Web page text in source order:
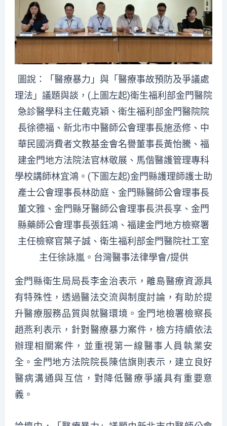
圖說：「醫療暴力」與「醫療事故預防及爭議處
理法」議題與談，(上圖左起)衛生福利部金門醫院
急診醫學科主任戴克穎、衛生福利部金門醫院院
長徐德福、新北市中醫師公會理事長施丞修、中
華民國消費者文教基金會名譽董事長黃怡騰、福
建金門地方法院法官林敬展、馬偕醫護管理專科
學校講師林宜鴻。(下圖左起)金門縣護理師護士助
產士公會理事長林劭庭、金門縣醫師公會理事長
董文雅、金門縣牙醫師公會理事長洪長享、金門
縣藥師公會理事長張鈺鴻、福建金門地方檢察署
主任檢察官葉子誠、衛生福利部金門醫院社工室
主任徐詠嵐。台灣醫事法律學會/提供
金門縣衛生局局長李金治表示，離島醫療資源具
有特殊性，透過醫法交流與制度討論，有助於提
升醫療服務品質與就醫環境。金門地檢署檢察長
趙燕利表示，針對醫療暴力案件，檢方持續依法
辦理相關案件，並重視第一線醫事人員執業安
全。金門地方法院院長陳信旗則表示，建立良好
醫病溝通與互信，對降低醫療爭議具有重要意
義。